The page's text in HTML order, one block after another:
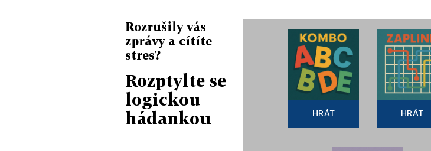
Rozrušily vás
zprávy a cítíte
stres?
Rozptylte se
logickou
hádankou
HRÁT HRÁT